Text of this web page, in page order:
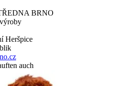
BRNO
Heršpice
auch